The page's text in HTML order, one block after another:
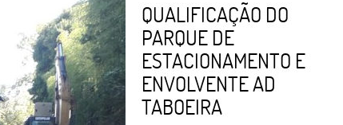
QUALIFICAÇÃO DO
PARQUE DE
ESTACIONAMENTO E
ENVOLVENTE AD
TABOEIRA